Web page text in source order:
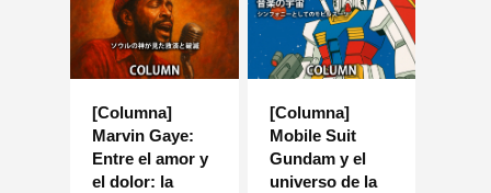
[Columna]
Marvin Gaye:
Entre el amor y
el dolor: la
[Columna]
Mobile Suit
Gundam y el
universo de la